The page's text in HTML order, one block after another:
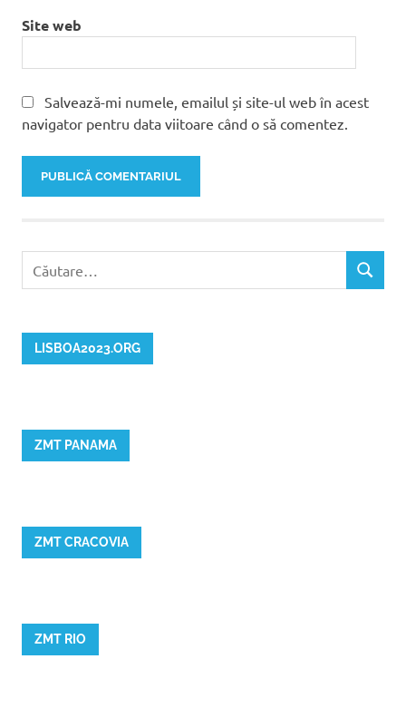
Site web
Salvează-mi numele, emailul și site-ul web în acest
navigator pentru data viitoare când o să comentez.
după:
LISBOA2023.ORG
ZMT PANAMA
ZMT CRACOVIA
ZMT RIO